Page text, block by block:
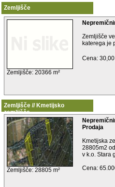
Zemljišče
Zemljišče: 20366 m²
Zemljišče
katerega je
Cena:
Zemljišče // Kmetijsko
zemljišče
Zemljišče: 28805 m²
Prodaja
Kmetijska
28805m2
v k.o. Stara
Cena: